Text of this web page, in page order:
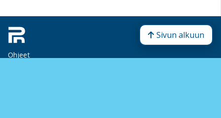
Ohjeet
Sivun alkuun